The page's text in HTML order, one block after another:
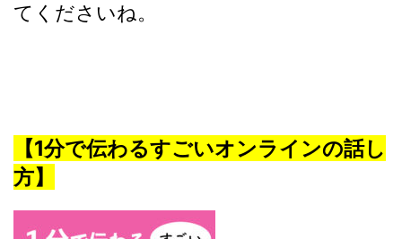
てくださいね。
【1分で伝わるすごいオンラインの話し
方】